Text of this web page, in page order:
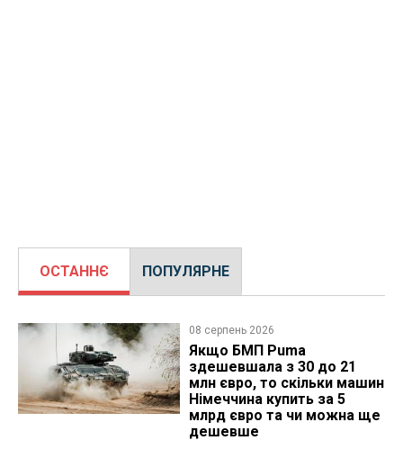
ОСТАННЄ ПОПУЛЯРНЕ
08 серпень 2026
Якщо БМП Puma
здешевшала з 30 до 21
млн євро, то скільки машин
Німеччина купить за 5
млрд євро та чи можна ще
дешевше